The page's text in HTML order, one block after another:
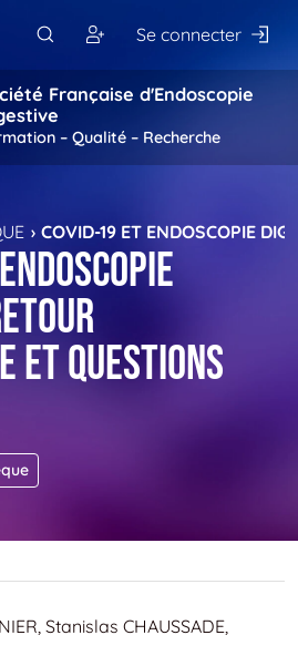
Se connecter
Française d'Endoscopie
– Qualité – Recherche
COVID-19 ET ENDOSCOPIE
et questions
Stanislas CHAUSSADE,